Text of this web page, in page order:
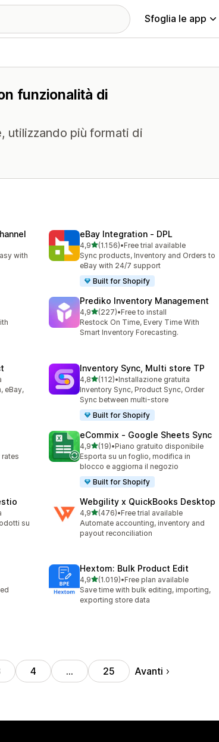
Sfoglia le app
funzionalità di
utilizzando più formati di
with
eBay Integration ‑ DPL
4,9stelle su 5
(1.156)
1156 recensioni totali
•Free trial available
Sync products, Inventory and Orders to
eBay with 24/7 support
Built for Shopify
Prediko Inventory Management
4,9stelle su 5
(227)
227 recensioni totali
•Free to install
Restock On Time, Every Time With
Smart Inventory Forecasting.
eBay,
Inventory Sync, Multi store TP
4,8stelle su 5
(112)
112 recensioni totali
•Installazione gratuita
Inventory Sync, Product Sync, Order
Sync between multi-store
Built for Shopify
eCommix ‑ Google Sheets Sync
4,9stelle su 5
(19)
19 recensioni totali
•Piano gratuito disponibile
Esporta su un foglio, modifica in
blocco e aggiorna il negozio
Built for Shopify
su
Webgility x QuickBooks Desktop
4,9stelle su 5
(476)
476 recensioni totali
•Free trial available
Automate accounting, inventory and
payout reconciliation
Hextom: Bulk Product Edit
4,9stelle su 5
(1.019)
1019 recensioni totali
•Free plan available
Save time with bulk editing, importing,
exporting store data
4 … 25 Avanti